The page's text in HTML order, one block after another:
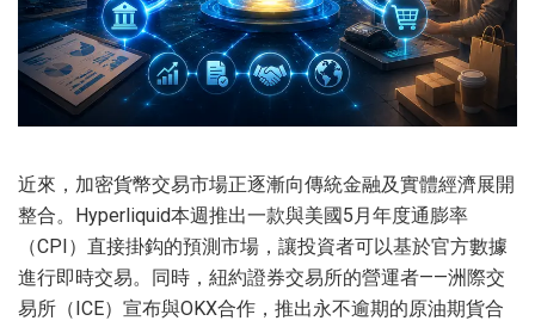
近來，加密貨幣交易市場正逐漸向傳統金融及實體經濟展開
整合。Hyperliquid本週推出一款與美國5月年度通膨率
（CPI）直接掛鈎的預測市場，讓投資者可以基於官方數據
進行即時交易。同時，紐約證券交易所的營運者——洲際交
易所（ICE）宣布與OKX合作，推出永不逾期的原油期貨合